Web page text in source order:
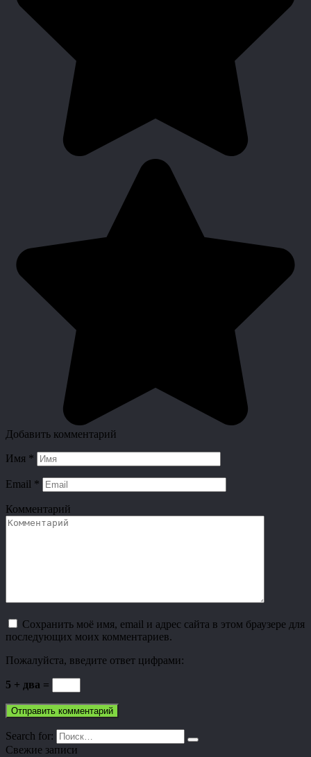
Добавить комментарий
Имя *
Email *
Комментарий
Сохранить моё имя, email и адрес сайта в этом браузере для
последующих моих комментариев.
Пожалуйста, введите ответ цифрами:
5 + два =
Search for:
Свежие записи